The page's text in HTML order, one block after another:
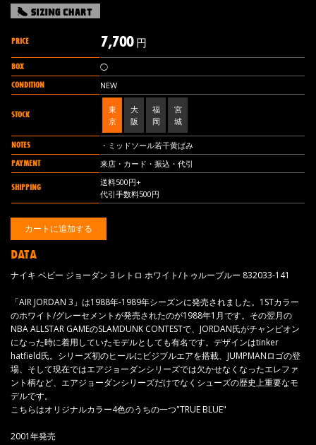
PRICE 7,700円
BOX ◯
CONDITION NEW
STOCK
東
京
大
阪
福
岡
宮
城
NOTES ・ミッドソール若干黄ばみ
PAYMENT 来店・カード・振込・代引
SHIPPING
送料500円+
代引手数料500円
DATA
ナイキ ベビー ジョーダン 3 レトロ ホワイト/トゥルーブルー 832033-141
「AIR JORDAN 3」は1988年-1989年シーズンに発売されました。1STカラー
のホワイト/グレーセメントが発売されたのが1988年1月です。その翌月の
NBA ALLSTAR GAMEのSLAMDUNK CONTESTで、JORDAN氏がチャンピオン
になった時に着用していたモデルとしても有名です。デザインはtinker
hatfield氏。シリーズ初のヒールにビジブルエアを搭載、JUMPMANロゴの登
場、そして現在ではエアジョーダンシリーズでは欠かせなくなったエレファ
ント柄など、エアジョーダンシリーズだけでなくシューズの歴史上重要なモ
デルです。
こちらはオリジナルカラー4色のうちの一つ"TRUE BLUE"
2001年発売